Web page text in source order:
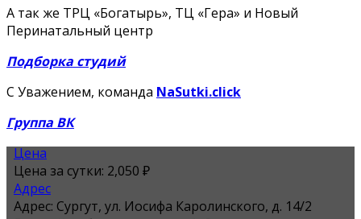
А так же ТРЦ «Богатырь», ТЦ «Гера» и Новый
Перинатальный центр
Подборка студий
С Уважением, команда NaSutki.click
Группа ВК
Цена
Цена за сутки: 2,050 ₽
Адрес
Адрес: Сургут, ул. Иосифа Каролинского, д. 14/2